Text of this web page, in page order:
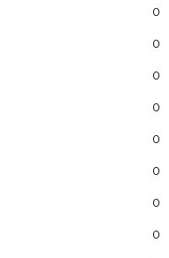
0
0
0
0
0
0
0
0